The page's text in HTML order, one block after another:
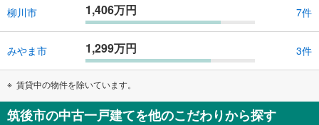
柳川市 1,406万円 7件
みやま市 1,299万円 3件
賃貸中の物件を除いています。
筑後市の中古一戸建てを他のこだわりから探す